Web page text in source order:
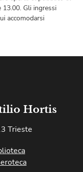
Gli ingressi
accomodarsi
Hortis
Trieste